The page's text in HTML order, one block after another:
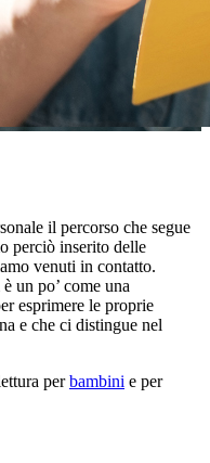
il percorso che segue
perciò inserito delle
venuti in contatto.
un po’ come una
esprimere le proprie
e che ci distingue nel
perbambini e per